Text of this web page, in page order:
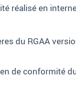
réalisé en
du RGAA
de conformité